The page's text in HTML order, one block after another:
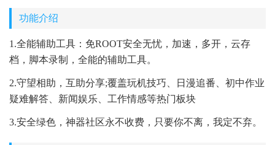
功能介绍
1.全能辅助工具：免ROOT安全无忧，加速，多开，云存
档，脚本录制，全能的辅助工具。
2.守望相助，互助分享;覆盖玩机技巧、日漫追番、初中作业
疑难解答、新闻娱乐、工作情感等热门板块
3.安全绿色，神器社区永不收费，只要你不离，我定不弃。